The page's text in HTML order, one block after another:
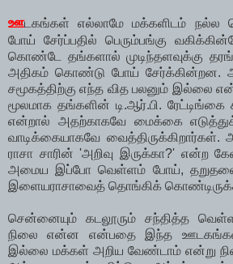
ஊடகங்கள் எல்லாமே மக்களிடம் நல்ல
போய் சேர்ப்பதில் பெரும்பங்கு
கொண்டே தங்களால் முடிந்தளவுக்கு
அதிகம் கொண்டு போய் சேர்க்கின்றன.
சமூகத்திற்கு எந்த வித பலனும் இல்லை
மூலமாக தங்களின் டி.ஆர்.பி. ரேட்டிங்கை
என்றால் அதற்காகவே மைக்கை
வாடிக்கையாகவே வைத்திருக்கிறார்கள்.
ராசா சாரின் 'அறிவு இருக்கா?' என்ற
அமைய இப்போ வெள்ளம் போய்,
இளையராசாவைத் தொங்கிக்
சென்னையும் கடலூரும் சந்தித்த
நிலை என்ன என்பதை இந்த ஊடகங்கள்
இல்லை மக்கள் அறிய வேண்டாம் என்று